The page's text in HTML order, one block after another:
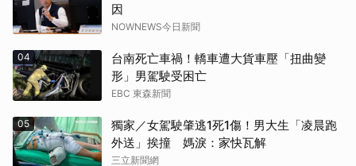
因
NOWNEWS今日新聞
04
台南死亡車禍！轎車遭大貨車壓「扭曲變
形」男駕駛受困亡
EBC 東森新聞
05
獨家／女駕駛肇逃1死1傷！男大生「凌晨跑
外送」挨撞 媽淚：家快瓦解
三立新聞網